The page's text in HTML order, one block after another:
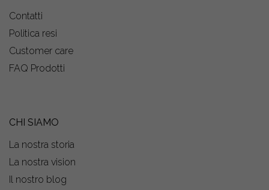
Contatti
Politica resi
Customer care
FAQ Prodotti
CHI SIAMO
La nostra storia
La nostra vision
Il nostro blog